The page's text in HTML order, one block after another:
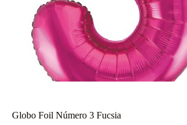
Globo Foil Número 3 Fucsia